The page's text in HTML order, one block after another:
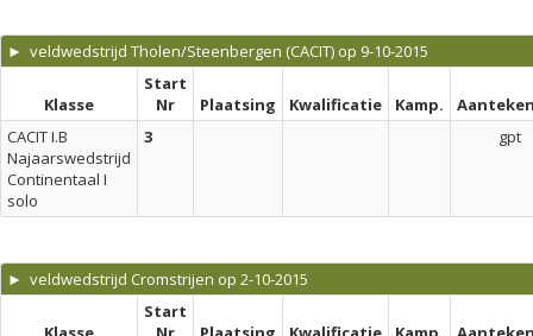
► veldwedstrijd Tholen/Steenbergen (CACIT) op 9-10-2015
Klasse
Start
Nr
Plaatsing Kwalificatie Kamp.
CACIT I.B
Najaarswedstrijd
Continentaal I
solo
3 gpt
► veldwedstrijd Cromstrijen op 2-10-2015
Start